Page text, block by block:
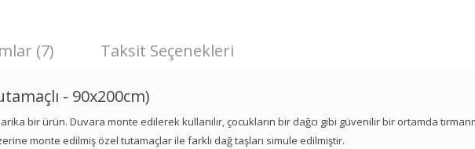
(7) Taksit Seçenekleri
- 90x200cm)
bir ürün. Duvara monte edilerek kullanılır, çocukların bir dağcı gibi güvenilir bir ortamda
monte edilmiş özel tutamaçlar ile farklı dağ taşları simule edilmiştir.